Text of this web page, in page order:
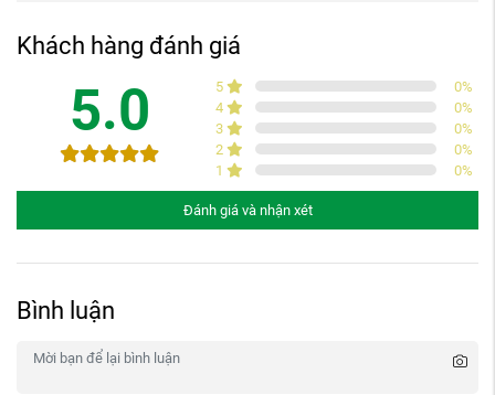
Khách hàng đánh giá
5.0 5 0%
4
0%
3
0%
2
0%
1
0%
Đánh giá và nhận xét
Bình luận